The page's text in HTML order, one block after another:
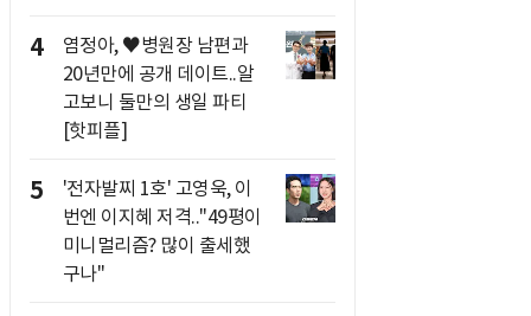
4
염정아, ♥병원장 남편과
20년만에 공개 데이트..알
고보니 둘만의 생일 파티
[핫피플]
5
'전자발찌 1호' 고영욱, 이
번엔 이지혜 저격.."49평이
미니멀리즘? 많이 출세했
구나"